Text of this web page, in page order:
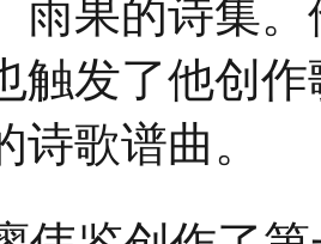
雨果的诗集
触发了他创
诗歌谱曲。